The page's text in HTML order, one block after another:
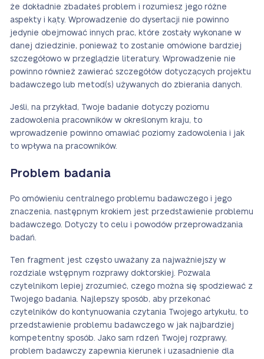
że dokładnie zbadałeś problem i rozumiesz jego różne
aspekty i kąty. Wprowadzenie do dysertacji nie powinno
jedynie obejmować innych prac, które zostały wykonane w
danej dziedzinie, ponieważ to zostanie omówione bardziej
szczegółowo w przeglądzie literatury. Wprowadzenie nie
powinno również zawierać szczegółów dotyczących projektu
badawczego lub metod(s) używanych do zbierania danych.
Jeśli, na przykład, Twoje badanie dotyczy poziomu
zadowolenia pracowników w określonym kraju, to
wprowadzenie powinno omawiać poziomy zadowolenia i jak
to wpływa na pracowników.
Problem badania
Po omówieniu centralnego problemu badawczego i jego
znaczenia, następnym krokiem jest przedstawienie problemu
badawczego. Dotyczy to celu i powodów przeprowadzania
badań.
Ten fragment jest często uważany za najważniejszy w
rozdziale wstępnym rozprawy doktorskiej. Pozwala
czytelnikom lepiej zrozumieć, czego można się spodziewać z
Twojego badania. Najlepszy sposób, aby przekonać
czytelników do kontynuowania czytania Twojego artykułu, to
przedstawienie problemu badawczego w jak najbardziej
kompetentny sposób. Jako sam rdzeń Twojej rozprawy,
problem badawczy zapewnia kierunek i uzasadnienie dla